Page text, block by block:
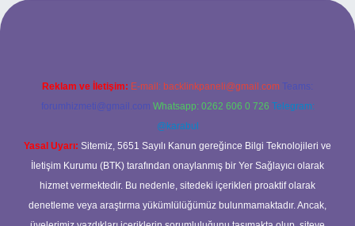
Reklam ve İletişim: E-mail: backlinkpaneli@gmail.com Teams:
forumhizmeti@gmail.com Whatsapp: 0262 606 0 726 Telegram:
@karabul
Yasal Uyarı: Sitemiz, 5651 Sayılı Kanun gereğince Bilgi Teknolojileri ve
İletişim Kurumu (BTK) tarafından onaylanmış bir Yer Sağlayıcı olarak
hizmet vermektedir. Bu nedenle, sitedeki içerikleri proaktif olarak
denetleme veya araştırma yükümlülüğümüz bulunmamaktadır. Ancak,